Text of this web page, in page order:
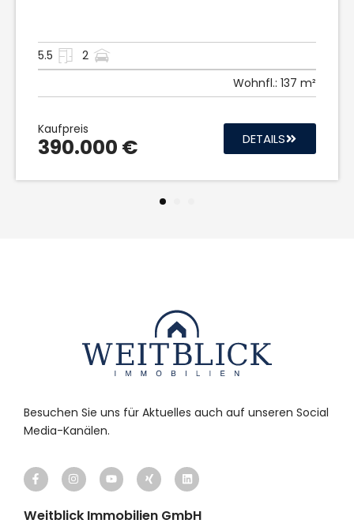
5.5
2
Wohnfl.: 137 m²
Kaufpreis
390.000 € DETAILS
Besuchen Sie uns für Aktuelles auch auf unseren Social
Media-Kanälen.
Weitblick Immobilien GmbH